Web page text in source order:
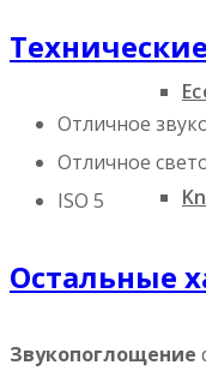
Отличное
Отличное
ISO 5
Остальные
Звукопоглощение